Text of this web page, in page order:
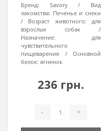
Бренд: Savory
Вид
лакомства: Печенье и снеки
Возраст животного:
для
взрослых собак
Назначение:
для
чувствительного
пищеварения
Основной
белок: ягненок
236 грн.
- +